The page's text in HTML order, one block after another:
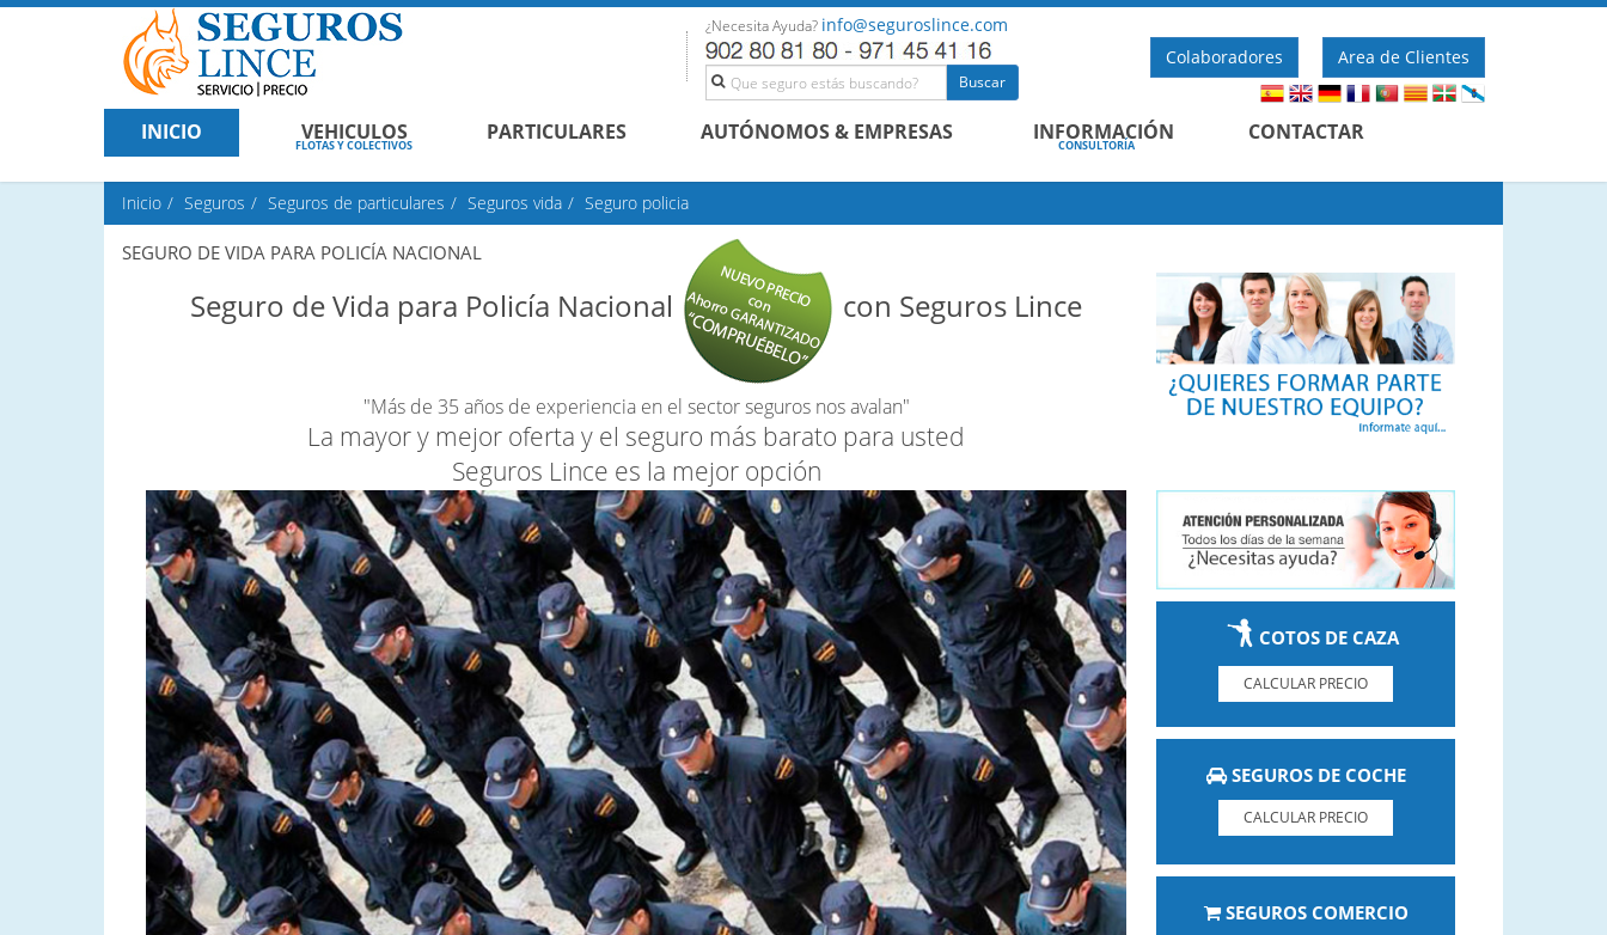
¿Necesita Ayuda? info@seguroslince.com
Buscar
Colaboradores Area de Clientes
INICIO VEHICULOS
FLOTAS Y COLECTIVOS
PARTICULARES AUTÓNOMOS & EMPRESAS INFORMACIÓN
CONSULTORÍA
CONTACTAR
Inicio Seguros Seguros de particulares Seguros vida Seguro policia
SEGURO DE VIDA PARA POLICÍA NACIONAL
Seguro de Vida para Policía Nacional con Seguros Lince
"Más de 35 años de experiencia en el sector seguros nos avalan"
La mayor y mejor oferta y el seguro más barato para usted
Seguros Lince es la mejor opción
COTOS DE CAZA
CALCULAR PRECIO
SEGUROS DE COCHE
CALCULAR PRECIO
SEGUROS COMERCIO